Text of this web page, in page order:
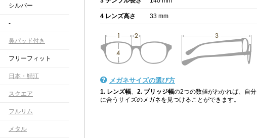
シルバー
-
鼻パッド付き
フリーフィット
日本・鯖江
スクエア
フルリム
メタル
4 レンズ高さ 33 mm
メガネサイズの選び方
1. レンズ幅 2. ブリッジ幅の2つの数値がわかれば、自分
に合うサイズのメガネを見つけることができます。